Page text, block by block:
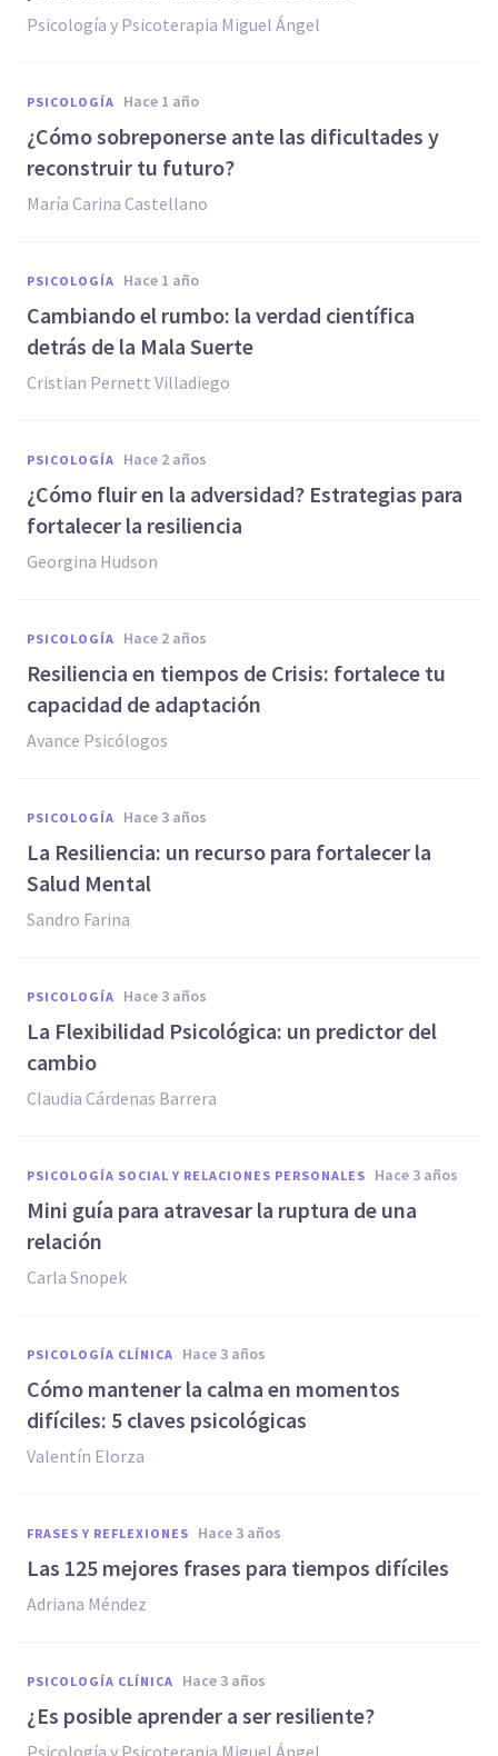
Psicología y Psicoterapia Miguel Ángel
PSICOLOGÍA hace 1 año
¿Cómo sobreponerse ante las dificultades y
reconstruir tu futuro?
María Carina Castellano
PSICOLOGÍA hace 1 año
Cambiando el rumbo: la verdad científica
detrás de la Mala Suerte
Cristian Pernett Villadiego
PSICOLOGÍA hace 2 años
¿Cómo fluir en la adversidad? Estrategias para
fortalecer la resiliencia
Georgina Hudson
PSICOLOGÍA hace 2 años
Resiliencia en tiempos de Crisis: fortalece tu
capacidad de adaptación
Avance Psicólogos
PSICOLOGÍA hace 3 años
La Resiliencia: un recurso para fortalecer la
Salud Mental
Sandro Farina
PSICOLOGÍA hace 3 años
La Flexibilidad Psicológica: un predictor del
cambio
Claudia Cárdenas Barrera
PSICOLOGÍA SOCIAL Y RELACIONES PERSONALES hace 3 años
Mini guía para atravesar la ruptura de una
relación
Carla Snopek
PSICOLOGÍA CLÍNICA hace 3 años
Cómo mantener la calma en momentos
difíciles: 5 claves psicológicas
Valentín Elorza
FRASES Y REFLEXIONES hace 3 años
Las 125 mejores frases para tiempos difíciles
Adriana Méndez
PSICOLOGÍA CLÍNICA hace 3 años
¿Es posible aprender a ser resiliente?
Psicología y Psicoterapia Miguel Ángel